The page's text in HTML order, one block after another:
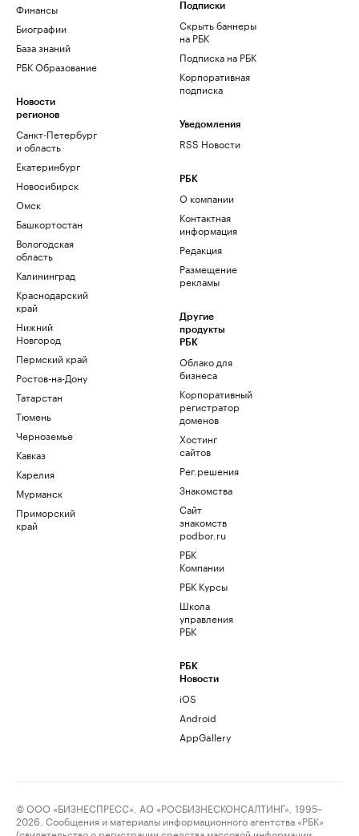
Финансы
Биографии
База знаний
РБК Образование
Новости
регионов
Санкт-Петербург
и область
Екатеринбург
Новосибирск
Омск
Башкортостан
Вологодская
область
Калининград
Краснодарский
край
Нижний
Новгород
Пермский край
Ростов-на-Дону
Татарстан
Тюмень
Черноземье
Кавказ
Карелия
Мурманск
Приморский
край
Подписки
Скрыть баннеры
на РБК
Подписка на РБК
Корпоративная
подписка
Уведомления
RSS Новости
РБК
О компании
Контактная
информация
Редакция
Размещение
рекламы
Другие
продукты
РБК
Облако для
бизнеса
Корпоративный
регистратор
доменов
Хостинг
сайтов
Рег.решения
Знакомства
Сайт
знакомств
podbor.ru
РБК
Компании
РБК Курсы
Школа
управления
РБК
РБК
Новости
iOS
Android
AppGallery
© ООО «БИЗНЕСПРЕСС», АО «РОСБИЗНЕСКОНСАЛТИНГ», 1995–
2026. Сообщения и материалы информационного агентства «РБК»